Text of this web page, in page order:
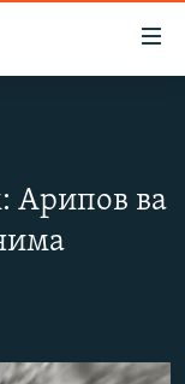
Арипов ва